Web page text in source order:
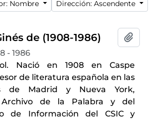
Nombre Dirección: Ascendente
de (1908-1986)
- 1986
Nació en 1908 en Caspe
de literatura española en las
de Madrid y Nueva York,
de la Palabra y del
de Información del CSIC y